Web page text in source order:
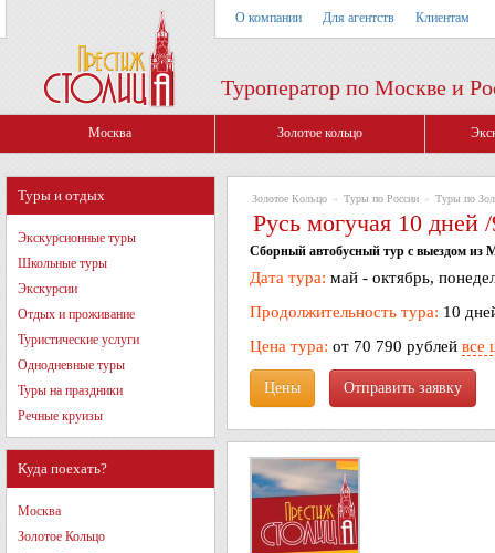
О компании Для агентств Клиентам
Туроператор по Москве и
Москва Золотое кольцо
Туры и отдых
Экскурсионные туры
Школьные туры
Экскурсии
Отдых и проживание
Туристические услуги
Однодневные туры
Туры на праздники
Речные круизы
Куда поехать?
Москва
Золотое Кольцо
Золотое Кольцо » Туры по России » Туры по
Русь могучая 10 дней
Сборный автобусный тур с выездом из
Дата тура: май - октябрь,
Продолжительность тура: 10
Цена тура: от 70 790 рублей все
Цены